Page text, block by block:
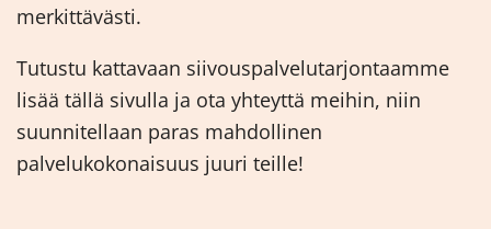
merkittävästi.
Tutustu kattavaan siivouspalvelutarjontaamme
lisää tällä sivulla ja ota yhteyttä meihin, niin
suunnitellaan paras mahdollinen
palvelukokonaisuus juuri teille!